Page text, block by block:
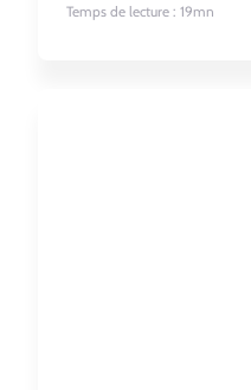
Temps de lecture : 19mn